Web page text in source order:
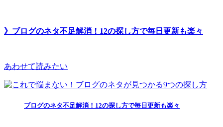
》ブログのネタ不足解消！12の探し方で毎日更新も楽々
あわせて読みたい
ブログのネタ不足解消！12の探し方で毎日更新も楽々